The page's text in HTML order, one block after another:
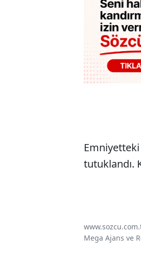
tutuklandı.
Mega Ajans ve